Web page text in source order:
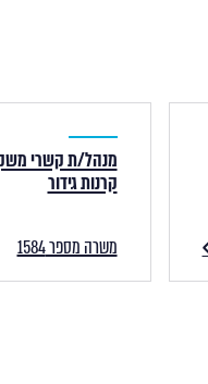
קרנות גידור
משרה מספר 1584